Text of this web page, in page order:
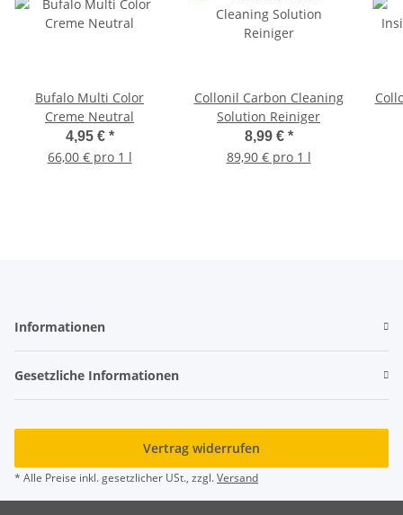
Bufalo Multi Color
Creme Neutral
4,95 € *
66,00 € pro 1 l
Collonil Carbon Cleaning
Solution Reiniger
8,99 € *
89,90 € pro 1 l
Informationen
Gesetzliche Informationen
Vertrag widerrufen
* Alle Preise inkl. gesetzlicher USt., zzgl.Versand